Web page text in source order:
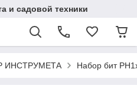
и садовой техники
ИНСТРУМЕТА Набор бит